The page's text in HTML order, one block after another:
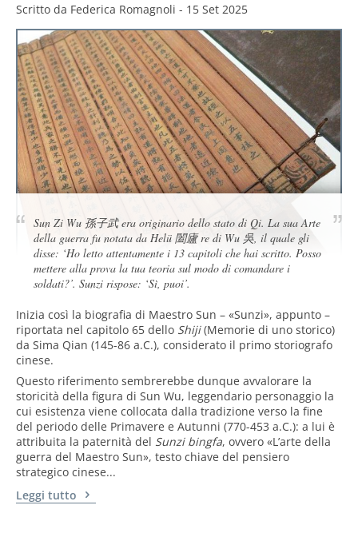
Scritto da Federica Romagnoli - 15 Set 2025
Sun Zi Wu 孫子武era originario dello stato di Qi. La suaArte
della guerra fu notata da Helü 闔廬re di Wu 吳, il quale gli
disse: ‘Ho letto attentamente i 13 capitoli che hai scritto. Posso
mettere alla prova la tua teoria sul modo di comandare i
soldati?’. Sunzi rispose: ‘Sì, puoi’.
Inizia così la biografia di Maestro Sun – «Sunzi», appunto –
riportata nel capitolo 65 dello Shiji(Memorie di uno storico)
da Sima Qian (145-86 a.C.), considerato il primo storiografo
cinese.
Questo riferimento sembrerebbe dunque avvalorare la
storicità della figura di Sun Wu, leggendario personaggio la
cui esistenza viene collocata dalla tradizione verso la fine
del periodo delle Primavere e Autunni (770-453 a.C.): a lui è
attribuita la paternità del Sunzi bingfa, ovvero «L’arte della
guerra del Maestro Sun», testo chiave del pensiero
strategico cinese...
Leggi tutto